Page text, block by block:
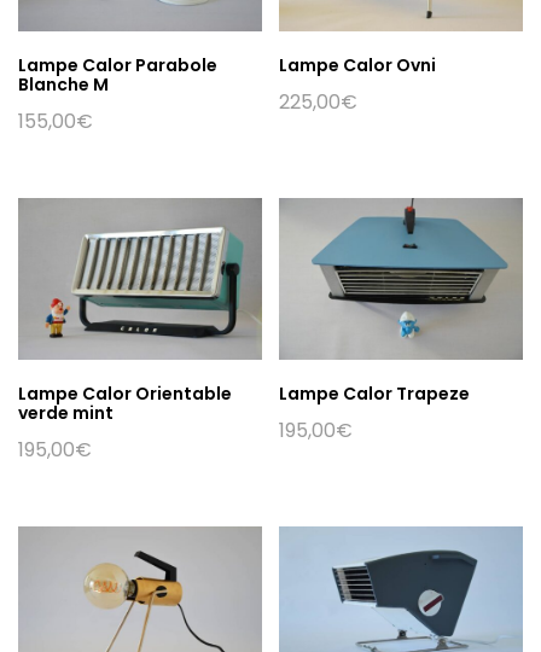
Lampe Calor Parabole
Blanche M
155,00€
Lampe Calor Ovni
225,00€
Lampe Calor Orientable
verde mint
195,00€
Lampe Calor Trapeze
195,00€